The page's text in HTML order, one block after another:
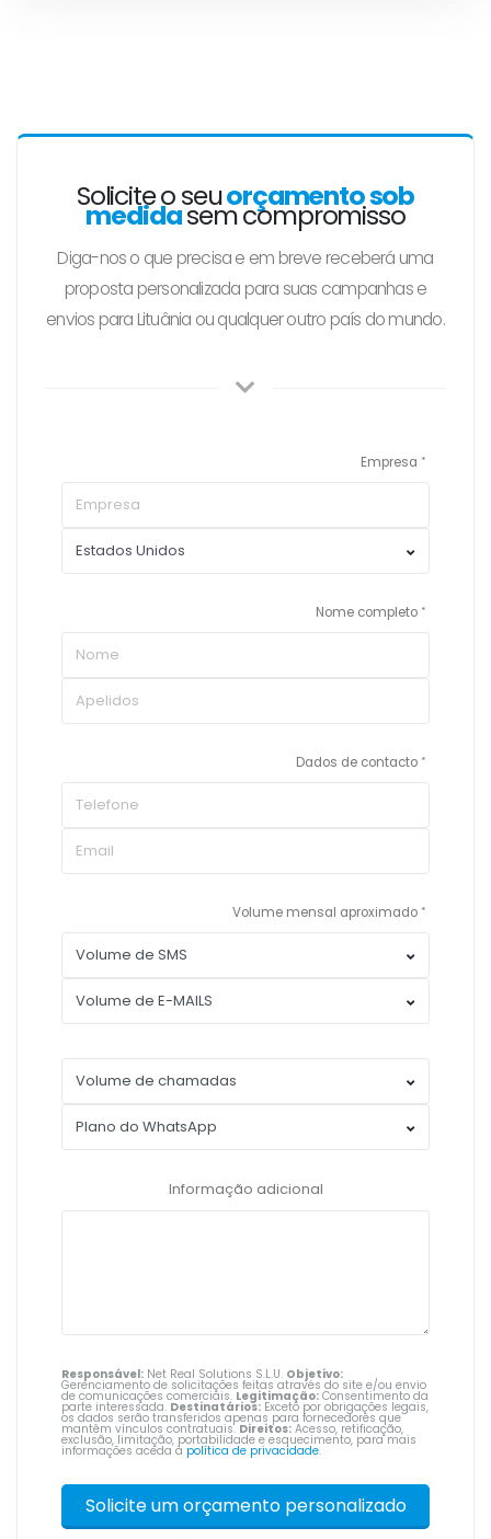
Solicite o seuorçamento sob
medidasem compromisso
Diga-nos o que precisa e em breve receberá uma
proposta personalizada para suas campanhas e
envios para Lituânia ou qualquer outro país do mundo.
Empresa
Nome completo
Dados de contacto
Volume mensal aproximado
Informação adicional
Responsável: Net Real Solutions S.L.U. Objetivo:
Gerenciamento de solicitações feitas através do site e/ou envio
de comunicações comerciais. Legitimação: Consentimento da
parte interessada. Destinatários: Exceto por obrigações legais,
os dados serão transferidos apenas para fornecedores que
mantêm vínculos contratuais. Direitos: Acesso, retificação,
exclusão, limitação, portabilidade e esquecimento, para mais
informações aceda à política de privacidade.